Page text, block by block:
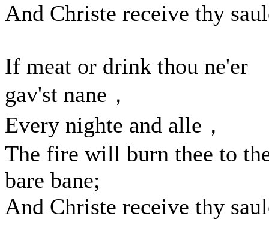
And Christe receive thy
If meat or drink thou ne'er
gav'st nane，
Every nighte and alle，
The fire will burn thee to
bare bane;
And Christe receive thy